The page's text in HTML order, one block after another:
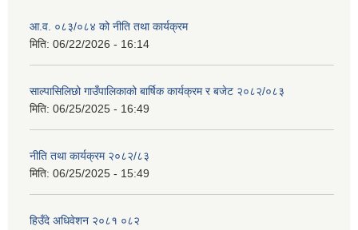
आ.व. ०८३/०८४ को नीति तथा कार्यक्रम
मिति: 06/22/2026 - 16:14
साल्पासिलिछो गाउँपालिकाको बार्षिक कार्यक्रम र बजेट २०८२/०८३
मिति: 06/25/2025 - 16:49
नीति तथा कार्यक्रम २०८२/८३
मिति: 06/25/2025 - 15:49
हिउँदे अधिवेशन २०८१ ०८२